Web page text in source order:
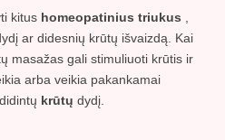
kitus homeopatinius triukus
ar didesnių krūtų išvaizdą. Kai
masažas gali stimuliuoti krūtis ir
arba veikia pakankamai
krūtų dydį.